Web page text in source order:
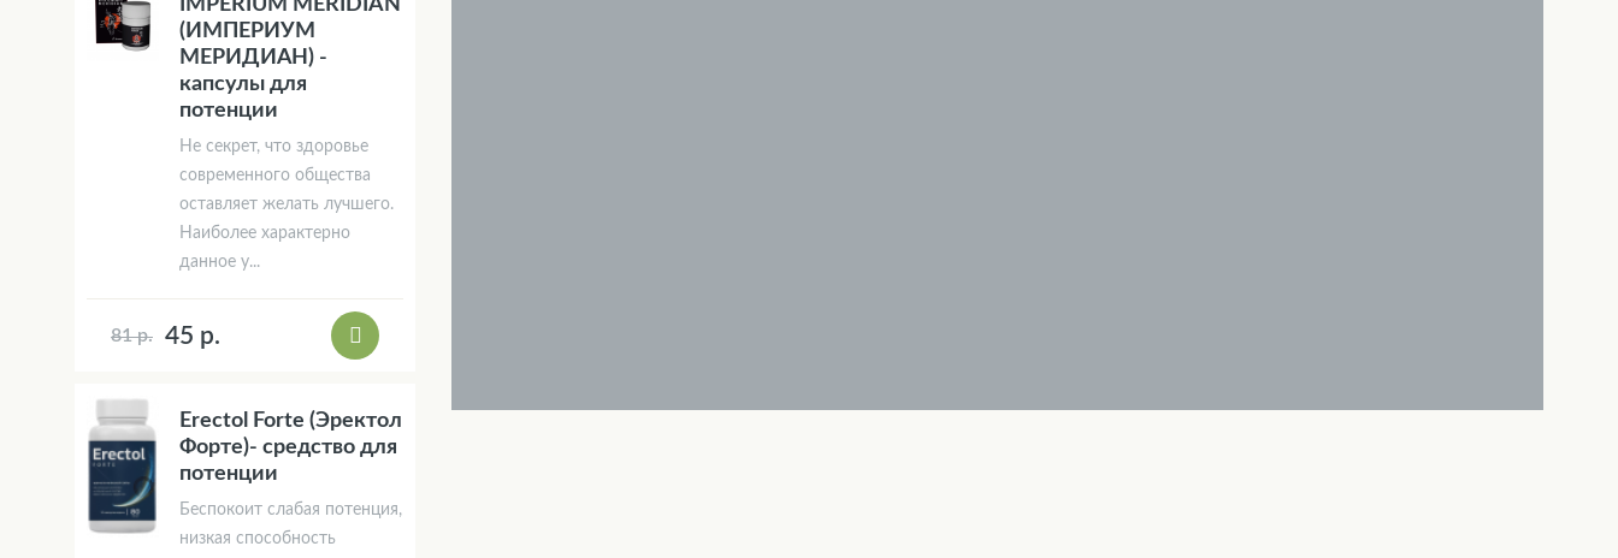
IMPERIUM MERIDIAN
(ИМПЕРИУМ
МЕРИДИАН) -
капсулы для
потенции
Не секрет, что здоровье
современного общества
оставляет желать лучшего.
Наиболее характерно
данное у...
81 р. 45 р.
Erectol Forte (Эректол
Форте)- средство для
потенции
Беспокоит слабая потенция,
низкая способность